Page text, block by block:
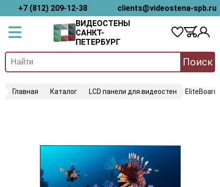
+7 (812) 209-12-38
clients@videostena-spb.ru
ВИДЕОСТЕНЫ
САНКТ-
ПЕТЕРБУРГ
Поиск
Главная Каталог LCD панели для видеостен EliteBoard